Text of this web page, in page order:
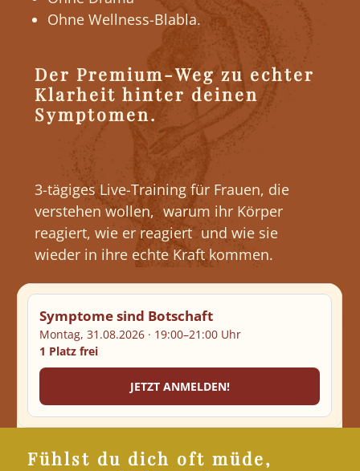
Der Premium-Weg zu echter
Klarheit hinter deinen
Symptomen.
3-tägiges Live-Training für Frauen, die
verstehen wollen, warum ihr Körper
reagiert, wie er reagiert und wie sie
wieder in ihre echte Kraft kommen.
Ohne Wellness-Blabla.
Fühlst du dich oft müde,